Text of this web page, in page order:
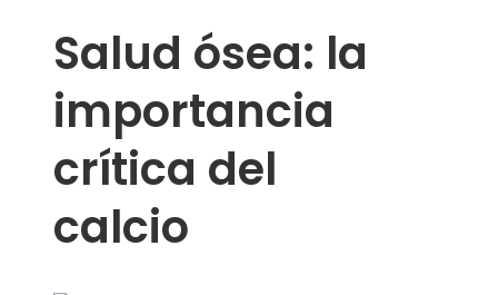
Salud ósea: la
importancia
crítica del
calcio